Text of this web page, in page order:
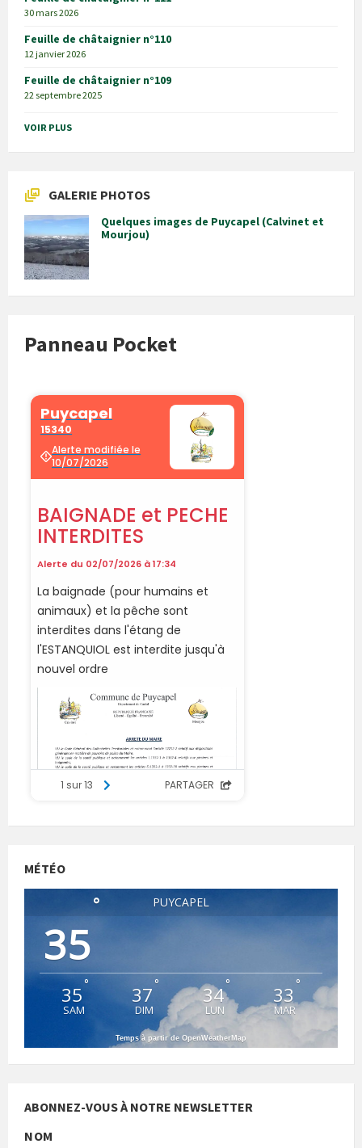
30 mars 2026
Feuille de châtaignier n°110
12 janvier 2026
Feuille de châtaignier n°109
22 septembre 2025
VOIR PLUS
GALERIE PHOTOS
Quelques images de Puycapel (Calvinet et
Mourjou)
Panneau Pocket
MÉTÉO
PUYCAPEL
35
°
35°
SAM
37 °
DIM
34°
LUN
33 °
MAR
Temps à partir de OpenWeatherMap
ABONNEZ-VOUS À NOTRE NEWSLETTER
NOM